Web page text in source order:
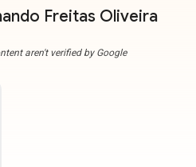
Freitas Oliveira
aren't verified by Google